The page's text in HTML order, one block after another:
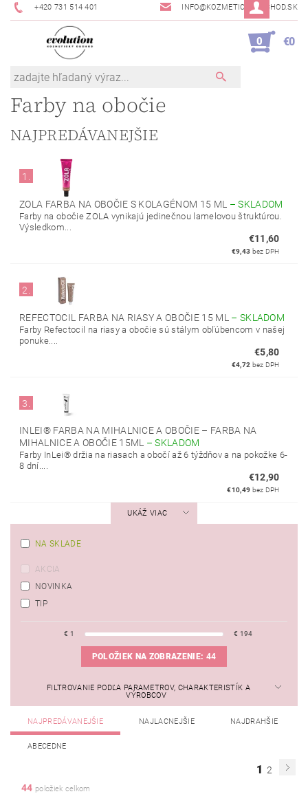
+420 731 514 401 INFO@KOZMETICKYOBCHOD.SK
0 €0
Farby na obočie
NAJPREDÁVANEJŠIE
1.
ZOLA FARBA NA OBOČIE S KOLAGÉNOM 15 ML –SKLADOM
Farby na obočie ZOLA vynikajú jedinečnou lamelovou štruktúrou.
Výsledkom...
€11,60
€9,43 bez DPH
2.
REFECTOCIL FARBA NA RIASY A OBOČIE 15 ML – SKLADOM
Farby Refectocil na riasy a obočie sú stálym obľúbencom v našej
ponuke....
€5,80
€4,72 bez DPH
3.
INLEI® FARBA NA MIHALNICE A OBOČIE – FARBA NA
MIHALNICE A OBOČIE 15ML –SKLADOM
Farby InLei® držia na riasach a obočí až 6 týždňov a na pokožke 6-
8 dní....
€12,90
€10,49 bez DPH
UKÁŽ VIAC
NA SKLADE
AKCIA
NOVINKA
TIP
€ 1 € 194
POLOŽIEK NA ZOBRAZENIE: 44
FILTROVANIE PODĽA PARAMETROV, CHARAKTERISTÍK A
VÝROBCOV
NAJPREDÁVANEJŠIE NAJLACNEJŠIE NAJDRAHŠIE
ABECEDNE
1 2
44 položiek celkom